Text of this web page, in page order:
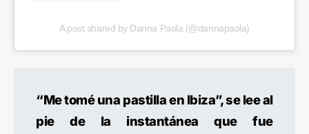
A post shared by Danna Paola (@dannapaola)
“Me tomé una pastilla en Ibiza”, se lee al
pie de la instantánea que fue